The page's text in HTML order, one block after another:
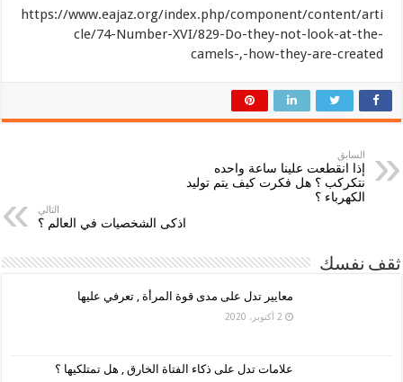
https://www.eajaz.org/index.php/component/content/arti
cle/74-Number-XVI/829-Do-they-not-look-at-the-
camels-,-how-they-are-created
السابق
إذا انقطعت علينا ساعة واحده
نتكركب ؟ هل فكرت كيف يتم توليد
الكهرباء ؟
التالي
اذكى الشخصيات في العالم ؟
ثقف نفسك
معايير تدل على مدى قوة المرأة , تعرفي عليها
2 أكتوبر، 2020
علامات تدل على ذكاء الفتاة الخارق , هل تمتلكيها ؟